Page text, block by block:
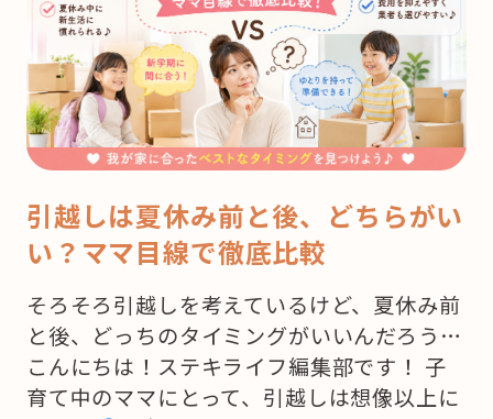
引越しは夏休み前と後、どちらがい
い？ママ目線で徹底比較
そろそろ引越しを考えているけど、夏休み前
と後、どっちのタイミングがいいんだろう…
こんにちは！ステキライフ編集部です！ 子
育て中のママにとって、引越しは想像以上に